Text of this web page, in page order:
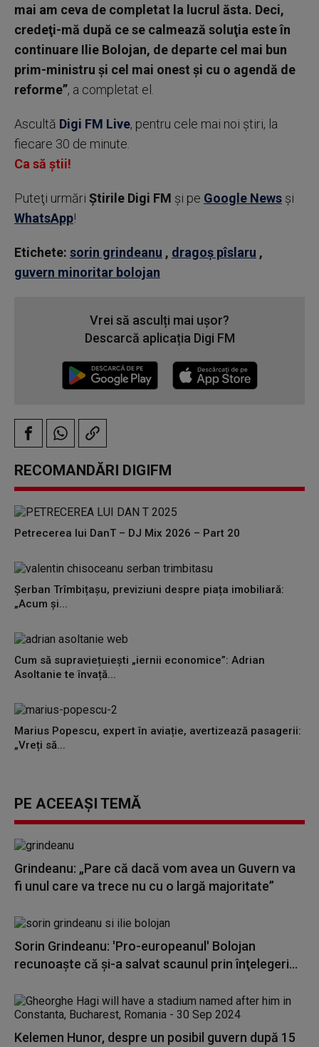
mai am ceva de completat la lucrul ăsta. Deci,
credeţi-mă după ce se calmează soluţia este în
continuare Ilie Bolojan, de departe cel mai bun
prim-ministru şi cel mai onest şi cu o agendă de
reforme”, a completat el.
Ascultă Digi FM Live, pentru cele mai noi știri, la
fiecare 30 de minute.
Ca să știi!
Puteţi urmări Știrile Digi FM şi pe Google News şi
WhatsApp!
Etichete: sorin grindeanu , dragoș pîslaru ,
guvern minoritar bolojan
Vrei să asculți mai ușor?
Descarcă aplicația Digi FM
RECOMANDĂRI DIGIFM
Petrecerea lui DanT – DJ Mix 2026 – Part 20
Șerban Trîmbițașu, previziuni despre piața imobiliară:
„Acum și...
Cum să supraviețuiești „iernii economice”: Adrian
Asoltanie te învață...
Marius Popescu, expert în aviație, avertizează pasagerii:
„Vreți să...
PE ACEEAȘI TEMĂ
Grindeanu: „Pare că dacă vom avea un Guvern va
fi unul care va trece nu cu o largă majoritate”
Sorin Grindeanu: 'Pro-europeanul' Bolojan
recunoaşte că şi-a salvat scaunul prin înţelegeri...
Kelemen Hunor, despre un posibil guvern după 15